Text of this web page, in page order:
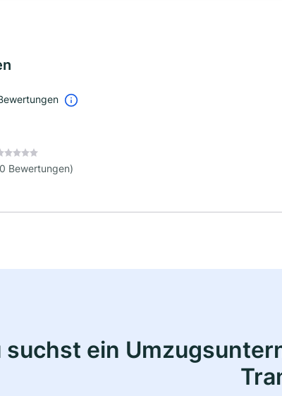
Bewertungen)
suchst ein